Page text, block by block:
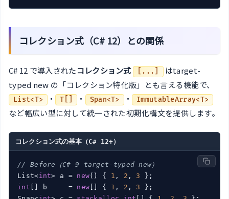
コレクション式（C# 12）との関係
C# 12 で導入されたコレクション式 [...]
はtarget-
typed new の「コレクション特化版」とも言える機能で、
List<T> ・ T[] ・ Span<T> ・ ImmutableArray<T>
など幅広い型に対して統一された初期化構文を提供します。
コレクション式の基本（C# 12+）
// Before（C# 9 target-typed new）
List<int> a = new() { 1 , 2 , 3
int [] b     = new [] { 1 , 2 , 3
};